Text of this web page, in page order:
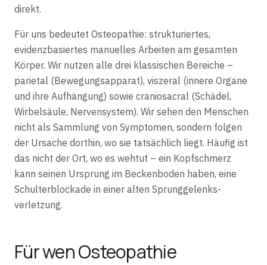
direkt.
Für uns bedeutet Osteopathie: strukturiertes,
evidenzbasiertes manuelles Arbeiten am gesamten
Körper. Wir nutzen alle drei klassischen Bereiche –
parietal (Bewegungsapparat), viszeral (innere Organe
und ihre Aufhängung) sowie craniosacral (Schädel,
Wirbelsäule, Nervensystem). Wir sehen den Menschen
nicht als Sammlung von Symptomen, sondern folgen
der Ursache dorthin, wo sie tatsächlich liegt. Häufig ist
das nicht der Ort, wo es wehtut – ein Kopfschmerz
kann seinen Ursprung im Beckenboden haben, eine
Schulterblockade in einer alten Sprunggelenks­
verletzung.
Für wen Osteopathie